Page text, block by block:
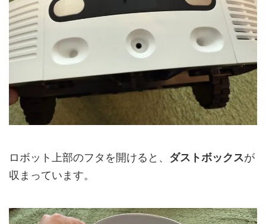
ロボット上部のフタを開けると、 ダストボックスが
収まっています。